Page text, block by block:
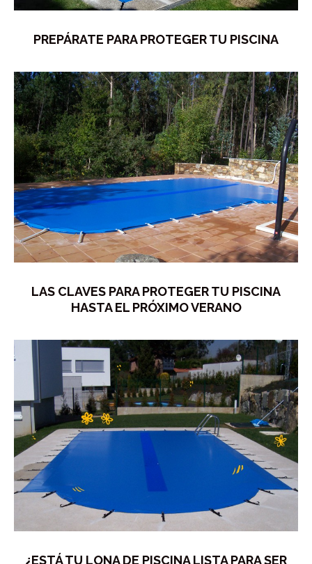
PREPÁRATE PARA PROTEGER TU PISCINA
LAS CLAVES PARA PROTEGER TU PISCINA
HASTA EL PRÓXIMO VERANO
¿ESTÁ TU LONA DE PISCINA LISTA PARA SER